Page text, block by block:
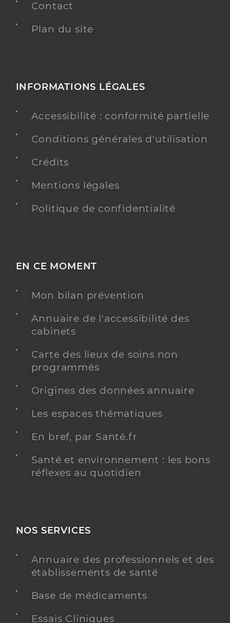
Contact
Plan du site
INFORMATIONS LÉGALES
Accessibilité : conformité partielle
Conditions générales d'utilisation
Crédits
Mentions légales
Politique de confidentialité
EN CE MOMENT
Mon bilan prévention
Annuaire de l'accessibilité des
cabinets
Carte des lieux de soins non
programmés
Origines des données annuaire
Les espaces thématiques
En bref, par Santé.fr
Santé et environnement : les bons
réflexes au quotidien
NOS SERVICES
Annuaire des professionnels et des
établissements de santé
Base de médicaments
Essais Cliniques